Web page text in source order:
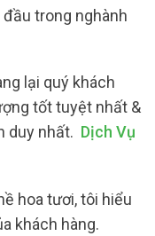
trong nghành
lại quý khách
tốt tuyệt nhất &
duy nhất. Dịch Vụ
hoa tươi, tôi hiểu
khách hàng.